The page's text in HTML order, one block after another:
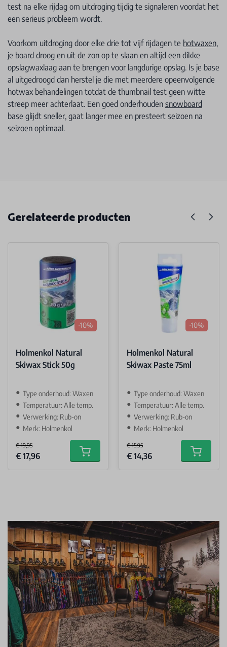
test na elke rijdag om uitdroging tijdig te signaleren voordat het
een serieus probleem wordt.
Voorkom uitdroging door elke drie tot vijf rijdagen te hotwaxen,
je board droog en uit de zon op te slaan en altijd een dikke
opslagwaxlaag aan te brengen voor langdurige opslag. Is je base
al uitgedroogd dan herstel je die met meerdere opeenvolgende
hotwax behandelingen totdat de thumbnail test geen witte
streep meer achterlaat. Een goed onderhouden snowboard
base glijdt sneller, gaat langer mee en presteert seizoen na
seizoen optimaal.
Gerelateerde producten
-10%
Holmenkol Natural
Skiwax Stick 50g
Type onderhoud: Waxen
Temperatuur: Alle temp.
Verwerking: Rub-on
Merk: Holmenkol
€ 19,95
Special Price
€ 17,96 Add to cart
-10%
Holmenkol Natural
Skiwax Paste 75ml
Type onderhoud: Waxen
Temperatuur: Alle temp.
Verwerking: Rub-on
Merk: Holmenkol
€ 15,95
Special Price
€ 14,36 Add to